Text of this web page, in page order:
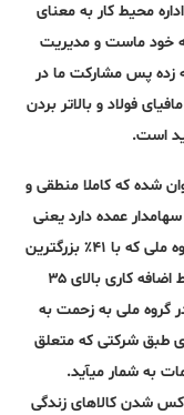
محیط کار به معنای
خود ماست و مدیریت
زده پس مشارکت ما در
فولاد و بالاتر بردن
است.
شده که کاملا منطقی و
عمده دارد یعنی
صندوق بازنشستگی کشوری، شستا و شرکت گروه ملی که با ۴۱٪ بزرگترین
سهامدار آن است. پرسنل فولاد اکسین با متوسط اضافه کاری بالای ۳۵
گروه ملی به زحمت به
طبق شرکتی که متعلق
به شمار می­آید.
شدن کالاهای زندگی